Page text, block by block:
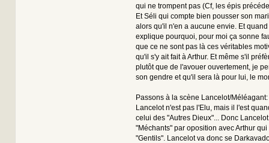
qui ne trompent pas (Cf, les épis
Et Séli qui compte bien pousser son
alors qu'il n'en a aucune envie. Et
explique pourquoi, pour moi ça sonne
que ce ne sont pas là ces véritables
qu'il s'y ait fait à Arthur. Et même s'il
plutôt que de l'avouer ouvertement, je
son gendre et qu'il sera là pour lui, le
Passons à la scène Lancelot/
Lancelot n'est pas l'Elu, mais il l'est
celui des "Autres Dieux"... Donc
"Méchants" par oposition avec Arthur
"Gentils". Lancelot va donc se